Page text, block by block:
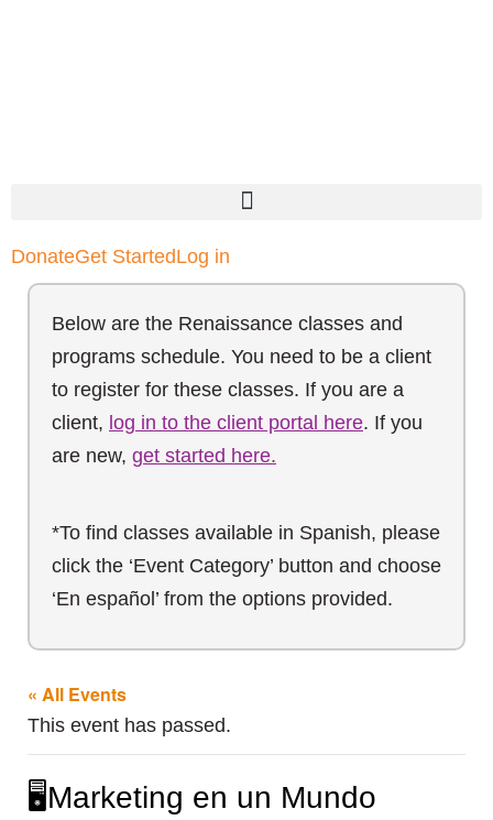
DonateGet StartedLog in
Below are the Renaissance classes and
programs schedule. You need to be a client
to register for these classes. If you are a
client, log in to the client portal here. If you
are new, get started here.
*To find classes available in Spanish, please
click the ‘Event Category’ button and choose
‘En español’ from the options provided.
« All Events
This event has passed.
🖥️Marketing en un Mundo